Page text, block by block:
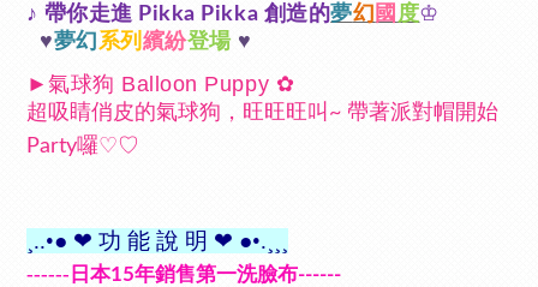
♪ 帶你走進Pikka Pikka 創造的夢幻 國 度♔
♥夢幻 系列 繽紛登場 ♥
► 氣球狗 Balloon Puppy ✿
超吸睛俏皮的氣球狗，旺旺旺叫 ~ 帶著派對帽開始
Party囉♡♡
¸..•● ❤ 功 能 說 明 ❤ ●•.¸¸¸
------ 日本15年銷售第一洗臉布------